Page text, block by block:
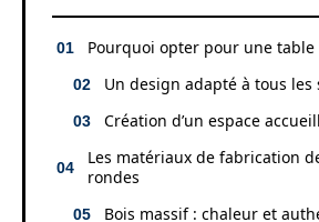
Pourquoi opter pour une table
Un design adapté à tous les
Création d’un espace
Les matériaux de fabrication
rondes
Bois massif : chaleur et